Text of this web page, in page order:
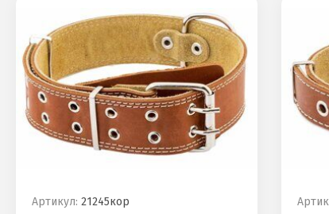
Артикул: 21245кор